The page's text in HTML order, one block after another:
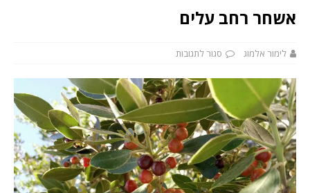
אשחר רחב עלים
לימור אלמוג סגור לתגובות